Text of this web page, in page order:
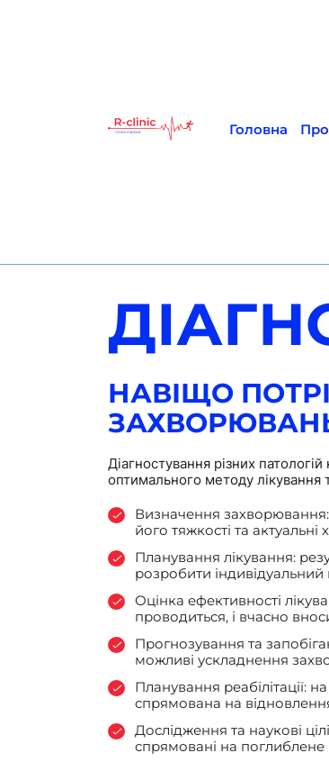
Головна
НАВІЩО
Діагностування різних
оптимального методу лікування
Визначення захворювання:
його тяжкості та
Планування лікування:
розробити індивідуальний
Оцінка ефективності
проводиться, і вчасно
Прогнозування та
можливі ускладнення
Планування реабілітації:
спрямована на
Дослідження та наукові
спрямовані на поглиблене